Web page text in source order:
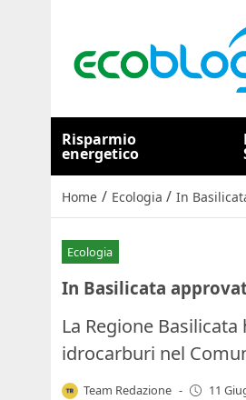
Risparmio
energetico
Home / Ecologia / In
Ecologia
In Basilicata
La Regione
idrocarburi nel
Team Redazione - 11